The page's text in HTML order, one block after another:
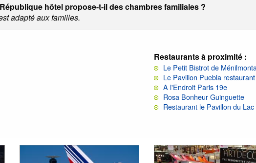
hôtel propose-t-il des chambres familiales ?
adapté aux familles.
Restaurants à proximité :
Le Petit Bistrot de
Le Pavillon Puebla
A l'Endroit Paris 19e
Rosa Bonheur Guinguette
Restaurant le Pavillon du